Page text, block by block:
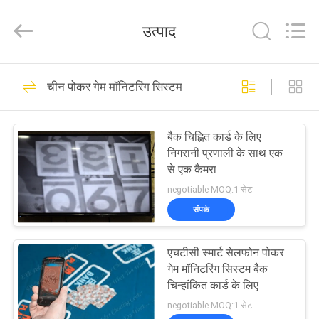
उत्पाद
हमारे
बारे
फैक्टरी
यात्रा
Cheat
Center.
Reserved.
चिह्नित कार्ड बजाना
34
चिह्नित कार्ड संपर्क लेंस
34
उत्पाद
चीन पोकर गेम मॉनिटरिंग सिस्टम
बैक चिह्नित कार्ड के लिए
निगरानी प्रणाली के साथ एक
से एक कैमरा
negotiable MOQ:1 सेट
संपर्क
एचटीसी स्मार्ट सेलफोन पोकर
गेम मॉनिटरिंग सिस्टम बैक
चिन्हांकित कार्ड के लिए
negotiable MOQ:1 सेट